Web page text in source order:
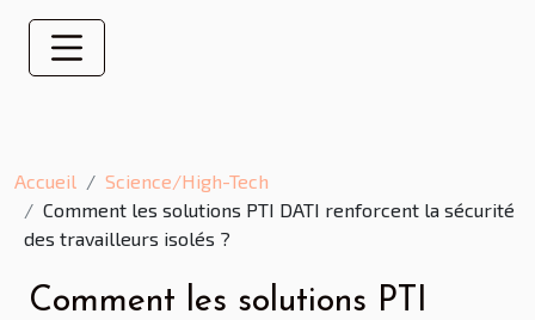
Accueil
Science/High-Tech
Comment les solutions PTI DATI renforcent la sécurité
des travailleurs isolés ?
Comment les solutions PTI